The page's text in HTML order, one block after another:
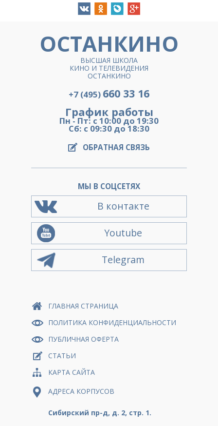
ОСТАНКИНО
ВЫСШАЯ ШКОЛА
КИНО И ТЕЛЕВИДЕНИЯ
ОСТАНКИНО
+7 (495) 660 33 16
График работы
Пн - Пт: с 10:00 до 19:30
Сб: с 09:30 до 18:30
ОБРАТНАЯ СВЯЗЬ
МЫ В СОЦСЕТЯХ
В контакте
Youtube
Telegram
ГЛАВНАЯ СТРАНИЦА
ПОЛИТИКА КОНФИДЕНЦИАЛЬНОСТИ
ПУБЛИЧНАЯ ОФЕРТА
СТАТЬИ
КАРТА САЙТА
АДРЕСА КОРПУСОВ
Сибирский пр-д, д. 2, стр. 1.